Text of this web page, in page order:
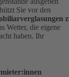
Sie vor den
Wetter, die eigene
haben. Ihr